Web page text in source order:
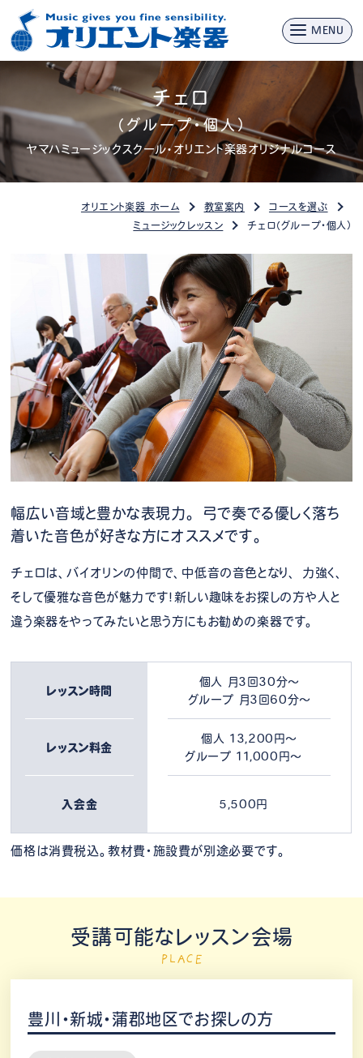
MENU
チェロ
（グループ・個人）
ヤマハミュージックスクール・オリエント楽器オリジナルコース
オリエント楽器 ホーム 教室案内
コースを選ぶ
ミュージックレッスン
チェロ（グループ・個人）
幅広い音域と豊かな表現力。
弓で奏でる優しく落ち
着いた音色が好きな方にオススメです。
チェロは、バイオリンの仲間で、中低音の音色となり、 力強く、
そして優雅な音色が魅力です！新しい趣味をお探しの方や人と
違う楽器をやってみたいと思う方にもお勧めの楽器です。
レッスン時間
レッスン料金
入会金
個人 月3回30分～
グループ 月3回60分～
個人 13,200円～
グループ 11,000円～
5,500円
価格は消費税込。教材費・施設費が別途必要です。
受講可能なレッスン会場
PLACE
豊川・新城・蒲郡地区でお探しの方